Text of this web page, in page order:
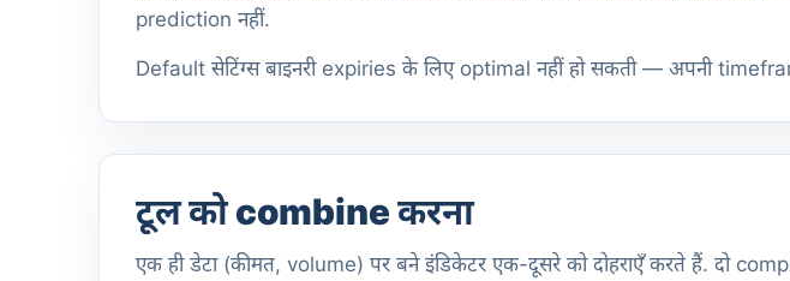
prediction नहीं.
Default सेटिंग्स बाइनरी expiries के लिए optimal नहीं हो सकती — अपनी
टूल को combine करना
एक ही डेटा (कीमत, volume) पर बने इंडिकेटर एक-दूसरे को दोहराएँ करते हैं. दो